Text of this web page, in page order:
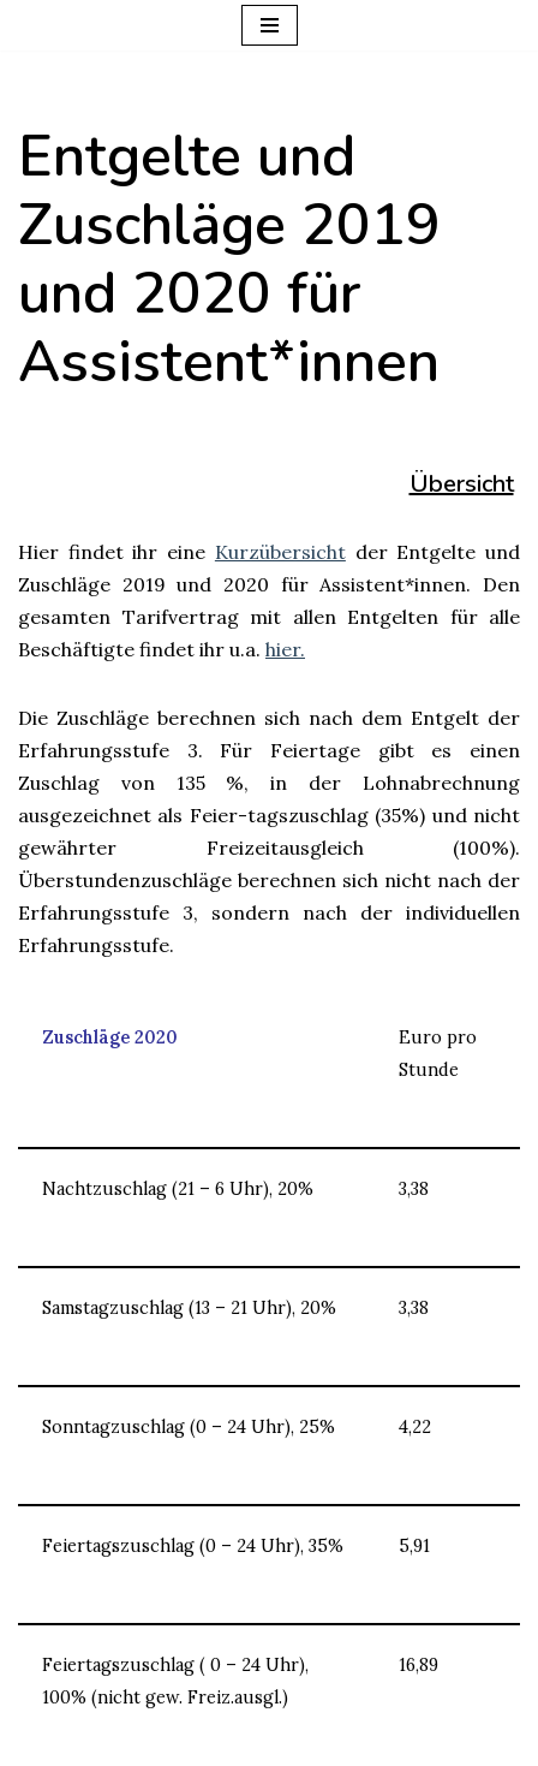
springen
Entgelte und
Zuschläge 2019
und 2020 für
Assistent*innen
Übersicht
Hier findet ihr eine Kurzübersichtder Entgelte und
Zuschläge 2019 und 2020 für Assistent*innen. Den
gesamten Tarifvertrag mit allen Entgelten für alle
Beschäftigte findet ihr u.a. hier.
Die Zuschläge berechnen sich nach dem Entgelt der
Erfahrungsstufe 3. Für Feiertage gibt es einen
Zuschlag von 135 %, in der Lohnabrechnung
ausgezeichnet als Feier-tagszuschlag (35%) und nicht
gewährter Freizeitausgleich (100%).
Überstundenzuschläge berechnen sich nicht nach der
Erfahrungsstufe 3, sondern nach der individuellen
Erfahrungsstufe.
Zuschläge 2020
Euro pro
Stunde
Nachtzuschlag (21 – 6 Uhr), 20% 3,38
Samstagzuschlag (13 – 21 Uhr), 20% 3,38
Sonntagzuschlag (0 – 24 Uhr), 25% 4,22
Feiertagszuschlag (0 – 24 Uhr), 35% 5,91
Feiertagszuschlag ( 0 – 24 Uhr),
100% (nicht gew. Freiz.ausgl.)
16,89